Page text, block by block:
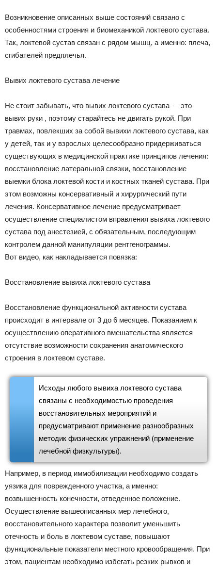
Возникновение описанных выше состояний связано с
особенностями строения и биомеханикой локтевого сустава.
Так, локтевой сустав связан с рядом мышц, а именно: плеча,
сгибателей предплечья.
Вывих локтевого сустава лечение
Не стоит забывать, что вывих локтевого сустава — это
вывих руки , поэтому старайтесь не двигать рукой. При
травмах, повлекших за собой вывихи локтевого сустава, как
у детей, так и у взрослых целесообразно придерживаться
существующих в медицинской практике принципов лечения:
восстановление латеральной связки, восстановление
выемки блока локтевой кости и костных тканей сустава. При
этом возможны консервативный и хирургический пути
лечения. Консервативное лечение предусматривает
осуществление специалистом вправления вывиха локтевого
сустава под анестезией, с обязательным, последующим
контролем данной манипуляции рентгенограммы.
Вот видео, как накладывается повязка:
Восстановление вывиха локтевого сустава
Восстановление функциональной активности сустава
происходит в интервале от 3 до 6 месяцев. Показанием к
осуществлению оперативного вмешательства является
отсутствие возможности сохранения анатомического
строения в локтевом суставе.
Исходы любого вывиха локтевого сустава
связаны с необходимостью проведения
восстановительных мероприятий и
предусматривают применение разнообразных
методик физических упражнений (применение
лечебной физкультуры).
Например, в период иммобилизации необходимо создать
уязика для поврежденного участка, а именно:
возвышенность конечности, отведенное положение.
Осуществление вышеописанных мер лечебного,
восстановительного характера позволит уменьшить
отечность и боль в локтевом суставе, повышают
функциональные показатели местного кровообращения. При
этом, пациентам необходимо избегать резких рывков и